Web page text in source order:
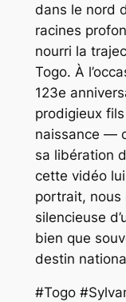
dans le nord
racines
nourri la
Togo. À
123e
prodigieux
naissance —
sa libération
cette vidéo
portrait, nous
silencieuse
bien que
destin
#Togo